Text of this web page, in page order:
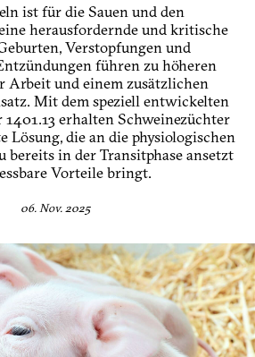
ist für die Sauen und den
herausfordernde und kritische
Verstopfungen und
führen zu höheren
Arbeit und einem zusätzlichen
Mit dem speziell entwickelten
erhalten Schweinezüchter
Lösung, die an die physiologischen
bereits in der Transitphase ansetzt
Vorteile bringt.
06. Nov. 2025